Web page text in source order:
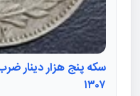
سکه پنج هزار دینار
۱۳۰۷